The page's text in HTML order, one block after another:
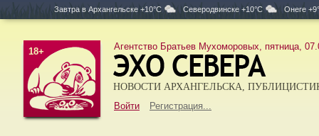
Завтра в Архангельске +10°C Северодвинске +10°C Онеге
18+ Агентство Братьев Мухоморовых, пятница,
Войти Регистрация...
НОВОСТИ АРХАНГЕЛЬСКА,